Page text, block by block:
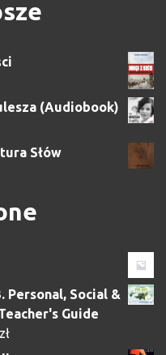
(Audiobook)
Słów
Personal, Social &
Guide
zł